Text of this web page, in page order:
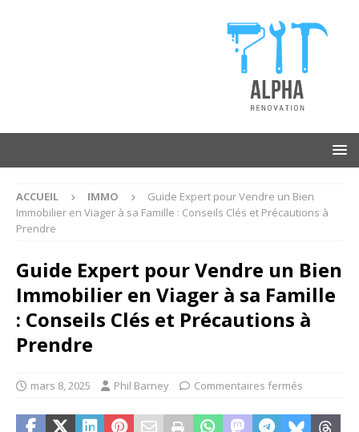
ACCUEIL IMMO
Guide Expert pour Vendre un Bien
Immobilier en Viager à sa Famille : Conseils Clés et Précautions à
Prendre
Guide Expert pour Vendre un Bien
Immobilier en Viager à sa Famille
: Conseils Clés et Précautions à
Prendre
mars 8, 2025 Phil Barney Commentaires fermés